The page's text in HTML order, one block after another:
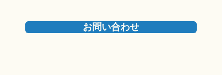
お問い合わせ